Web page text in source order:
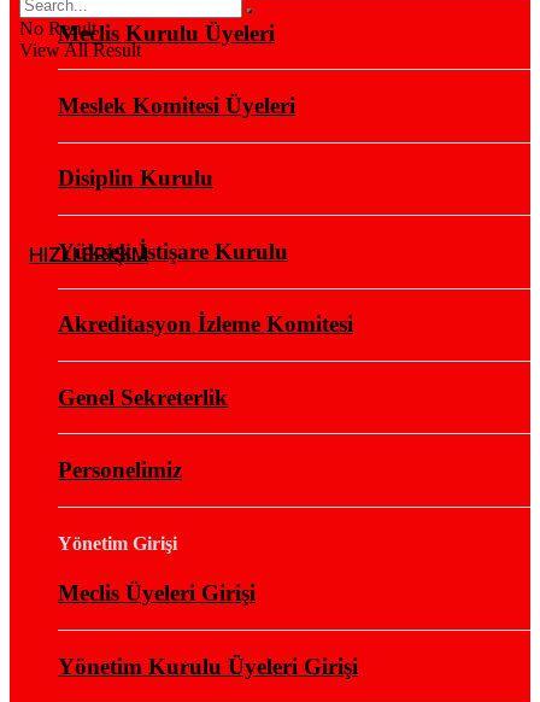
No Result
View All Result
HIZLI ERİŞİM
Meclis Kurulu Üyeleri
Meslek Komitesi Üyeleri
Disiplin Kurulu
Yüksek İstişare Kurulu
Akreditasyon İzleme Komitesi
Genel Sekreterlik
Personelimiz
Yönetim Girişi
Meclis Üyeleri Girişi
Yönetim Kurulu Üyeleri Girişi